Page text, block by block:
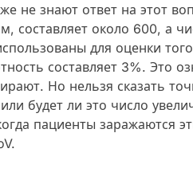
не знают ответ на этот
составляет около 600, а
для оценки
составляет 3%. Это
Но нельзя сказать
будет ли это число
пациенты заражаются